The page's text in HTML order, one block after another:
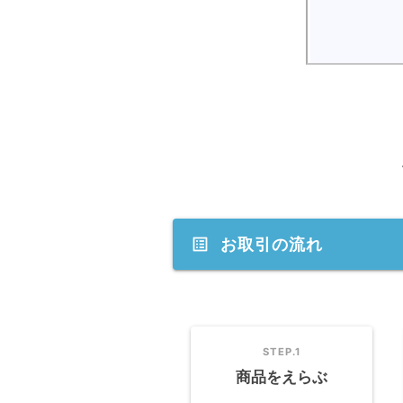
list_alt お取引の流れ
STEP.1
商品をえらぶ